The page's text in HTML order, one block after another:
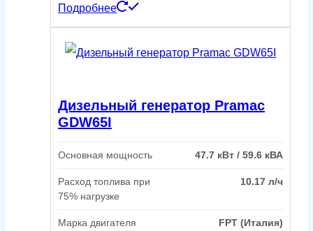
Подробнее
Дизельный генератор Pramac
GDW65I
Основная мощность 47.7 кВт / 59.6 кВА
Расход топлива при
75% нагрузке
10.17 л/ч
Марка двигателя FPT (Италия)